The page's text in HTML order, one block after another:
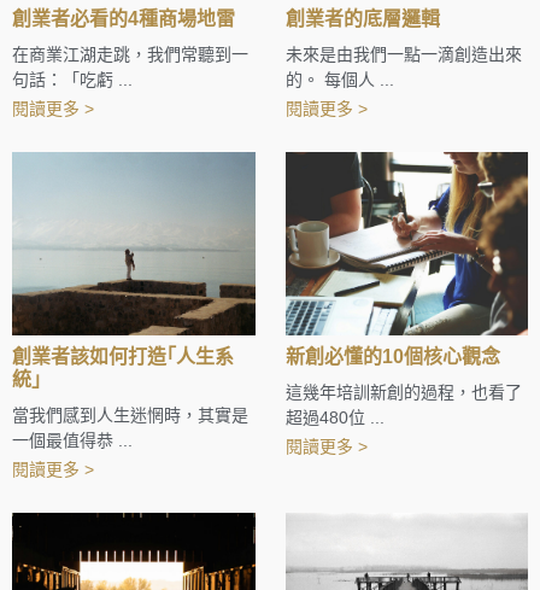
創業者必看的4種商場地雷
在商業江湖走跳，我們常聽到一
句話：「吃虧 ...
閱讀更多 >
創業者的底層邏輯
未來是由我們一點一滴創造出來
的。 每個人 ...
閱讀更多 >
創業者該如何打造｢人生系
統｣
當我們感到人生迷惘時，其實是
一個最值得恭 ...
閱讀更多 >
新創必懂的10個核心觀念
這幾年培訓新創的過程，也看了
超過480位 ...
閱讀更多 >